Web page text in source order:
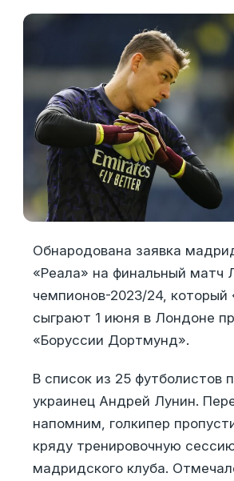
Обнародована заявка
«Реала» на финальный матч
чемпионов-2023/24, который
сыграют 1 июня в Лондоне
«Боруссии Дортмунд».
В список из 25 футболистов
украинец Андрей Лунин.
напомним, голкипер
кряду тренировочную
мадридского клуба.